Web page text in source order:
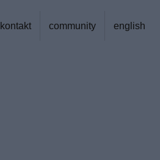
kontakt community english